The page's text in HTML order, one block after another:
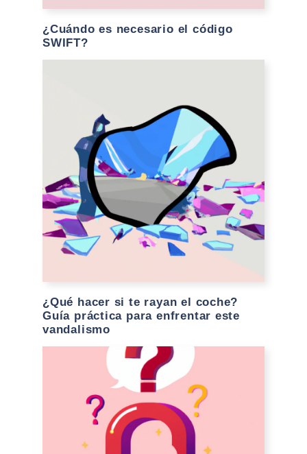
¿Cuándo es necesario el código
SWIFT?
¿Qué hacer si te rayan el coche?
Guía práctica para enfrentar este
vandalismo